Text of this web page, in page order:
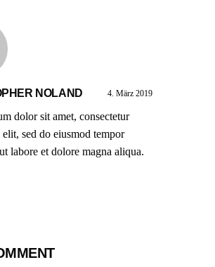
NOLAND 4. März 2019
dolor sit amet, consectetur
sed do eiusmod tempor
labore et dolore magna aliqua.